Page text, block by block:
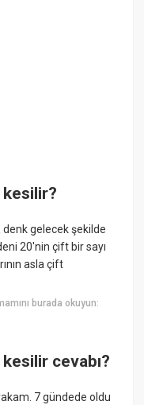
kesilir?
gelecek şekilde
20'nin çift bir sayı
asla çift
burada okuyun:
cevabı?
7 gündede oldu